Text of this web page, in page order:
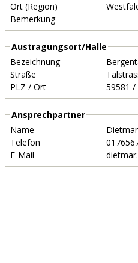
Ort (Region)
Bemerkung
Austragungsort/Halle
Bezeichnung
Straße
PLZ / Ort
Ansprechpartner
Name
Telefon
E-Mail